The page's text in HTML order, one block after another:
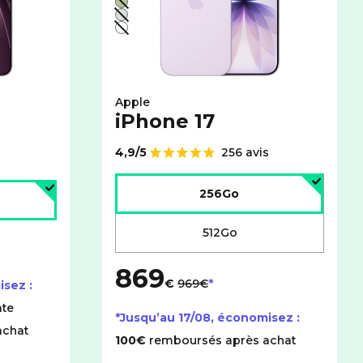
:
Vert - indisponible
Brume - indisponible
Blanc - indisponible
Apple
iPhone 17
Note de
4,9/5
256 avis
256Go
512Go
869€ 969€
*Jusqu’au 17/08, économisez :
100€ remboursés après achat